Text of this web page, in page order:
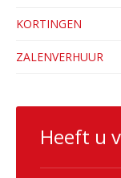
KORTINGEN
ZALENVERHUUR
Heeft u